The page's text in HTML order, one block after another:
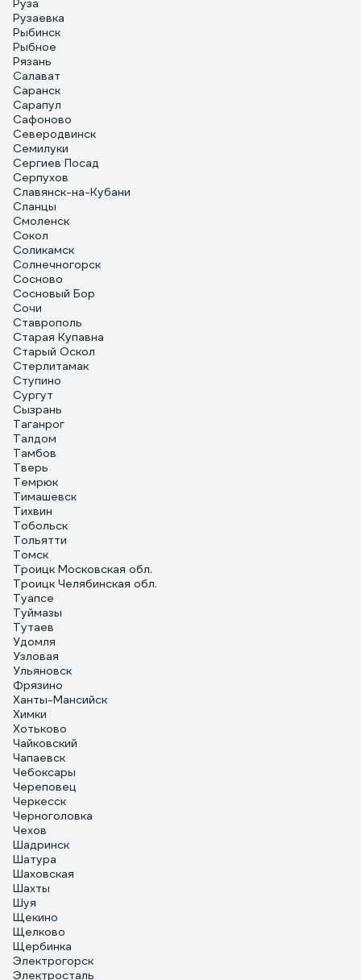
Руза
Рузаевка
Рыбинск
Рыбное
Рязань
Салават
Саранск
Сарапул
Сафоново
Северодвинск
Семилуки
Сергиев Посад
Серпухов
Славянск-на-Кубани
Сланцы
Смоленск
Сокол
Соликамск
Солнечногорск
Сосново
Сосновый Бор
Сочи
Ставрополь
Старая Купавна
Старый Оскол
Стерлитамак
Ступино
Сургут
Сызрань
Таганрог
Талдом
Тамбов
Тверь
Темрюк
Тимашевск
Тихвин
Тобольск
Тольятти
Томск
Троицк Московская обл.
Троицк Челябинская обл.
Туапсе
Туймазы
Тутаев
Удомля
Узловая
Ульяновск
Фрязино
Ханты-Мансийск
Химки
Хотьково
Чайковский
Чапаевск
Чебоксары
Череповец
Черкесск
Черноголовка
Чехов
Шадринск
Шатура
Шаховская
Шахты
Шуя
Щекино
Щелково
Щербинка
Электрогорск
Электросталь